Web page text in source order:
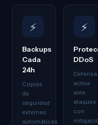
⚡
Backups
Cada
24h
Copias
de
seguridad
externas
automáticas
⚡
DDoS
Defensa
activa
ante
ataques
con